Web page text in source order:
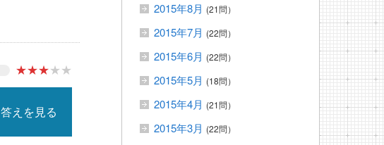
★★★★★
答えを見る
2015年8月 (21問）
2015年7月 (22問）
2015年6月 (22問）
2015年5月 (18問）
2015年4月 (21問）
2015年3月 (22問）